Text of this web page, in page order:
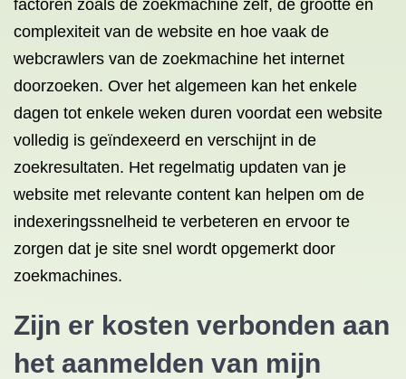
factoren zoals de zoekmachine zelf, de grootte en
complexiteit van de website en hoe vaak de
webcrawlers van de zoekmachine het internet
doorzoeken. Over het algemeen kan het enkele
dagen tot enkele weken duren voordat een website
volledig is geïndexeerd en verschijnt in de
zoekresultaten. Het regelmatig updaten van je
website met relevante content kan helpen om de
indexeringssnelheid te verbeteren en ervoor te
zorgen dat je site snel wordt opgemerkt door
zoekmachines.
Zijn er kosten verbonden aan
het aanmelden van mijn